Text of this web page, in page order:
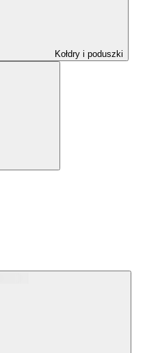
Kołdry i poduszki